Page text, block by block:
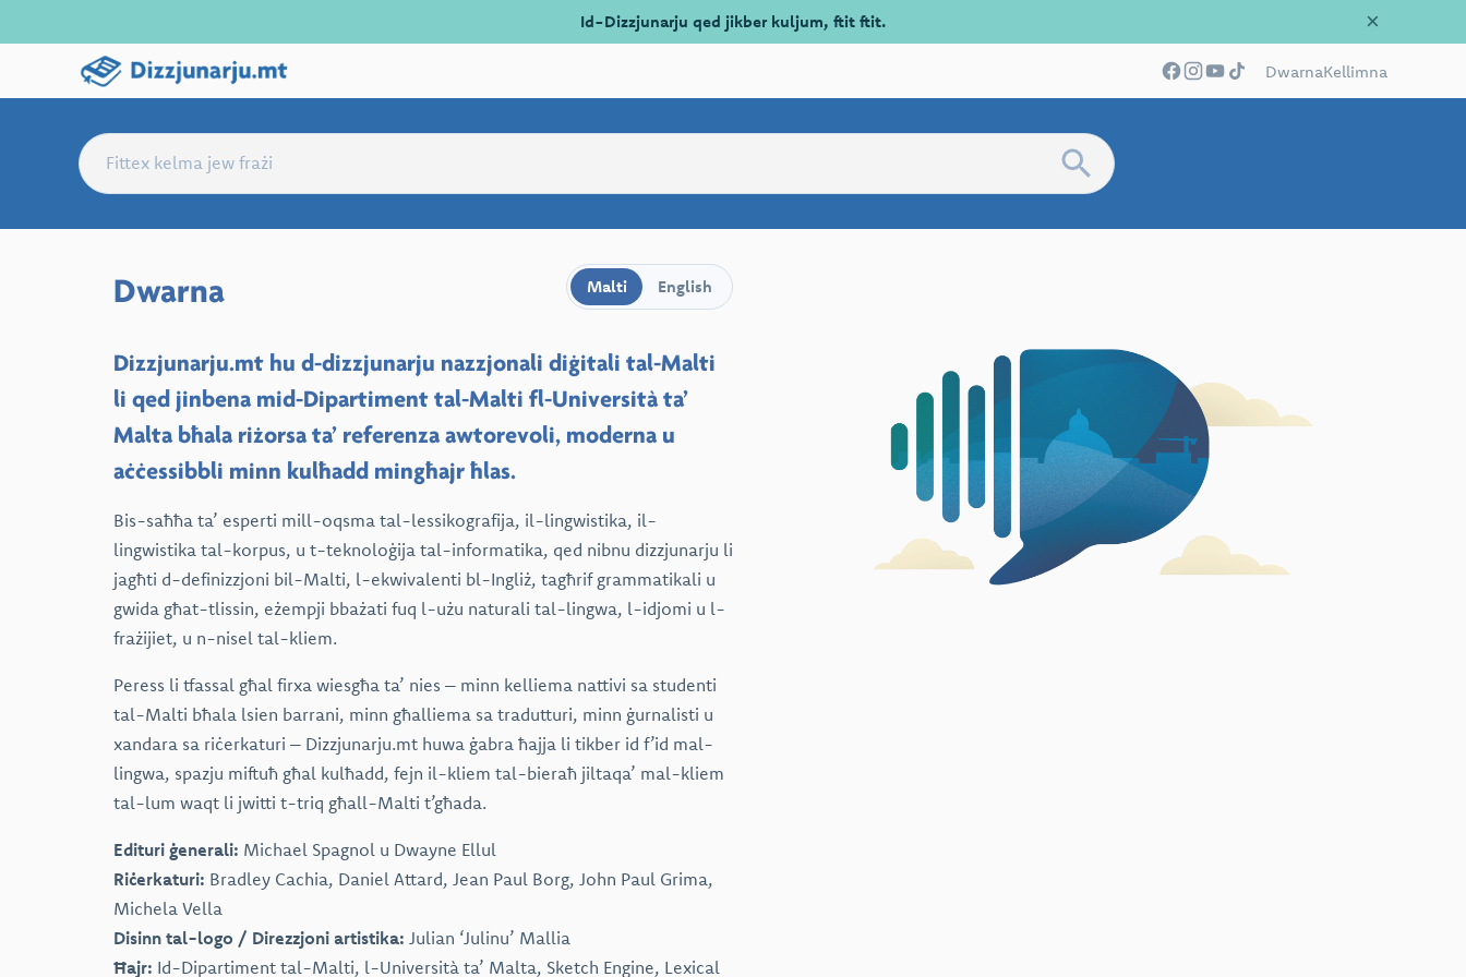
Id-Dizzjunarju qed jikber kuljum, ftit ftit. ×
DwarnaKellimna
Dwarna Malti English
Dizzjunarju.mt hu d-dizzjunarju nazzjonali diġitali tal-Malti
li qed jinbena mid-Dipartiment tal-Malti fl-Università ta’
Malta bħala riżorsa ta’ referenza awtorevoli, moderna u
aċċessibbli minn kulħadd mingħajr ħlas.
Bis-saħħa ta’ esperti mill-oqsma tal-lessikografija, il-lingwistika, il-
lingwistika tal-korpus, u t-teknoloġija tal-informatika, qed nibnu dizzjunarju li
jagħti d-definizzjoni bil-Malti, l-ekwivalenti bl-Ingliż, tagħrif grammatikali u
gwida għat-tlissin, eżempji bbażati fuq l-użu naturali tal-lingwa, l-idjomi u l-
frażijiet, u n-nisel tal-kliem.
Peress li tfassal għal firxa wiesgħa ta’ nies – minn kelliema nattivi sa studenti
tal-Malti bħala lsien barrani, minn għalliema sa tradutturi, minn ġurnalisti u
xandara sa riċerkaturi – Dizzjunarju.mt huwa ġabra ħajja li tikber id f’id mal-
lingwa, spazju miftuħ għal kulħadd, fejn il-kliem tal-bieraħ jiltaqa’ mal-kliem
tal-lum waqt li jwitti t-triq għall-Malti t’għada.
Edituri ġenerali: Michael Spagnol u Dwayne Ellul
Riċerkaturi: Bradley Cachia, Daniel Attard, Jean Paul Borg, John Paul Grima,
Michela Vella
Disinn tal-logo / Direzzjoni artistika: Julian ‘Julinu’ Mallia
Ħajr: Id-Dipartiment tal-Malti, l-Università ta’ Malta, Sketch Engine, Lexical